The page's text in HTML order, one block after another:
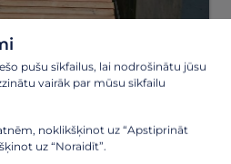
Ādažos pār Vējupi!
pušu sīkfailus, lai nodrošinātu jūsu
vairāk par mūsu sīkfailu
noklikšķinot uz “Apstiprināt
uz “Noraidīt”.